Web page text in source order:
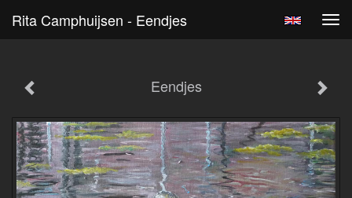
Rita Camphuijsen - Eendjes
Eendjes